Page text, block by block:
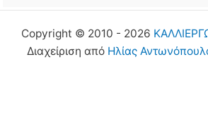
Copyright © 2010 - 2026
Διαχείριση από Ηλίας